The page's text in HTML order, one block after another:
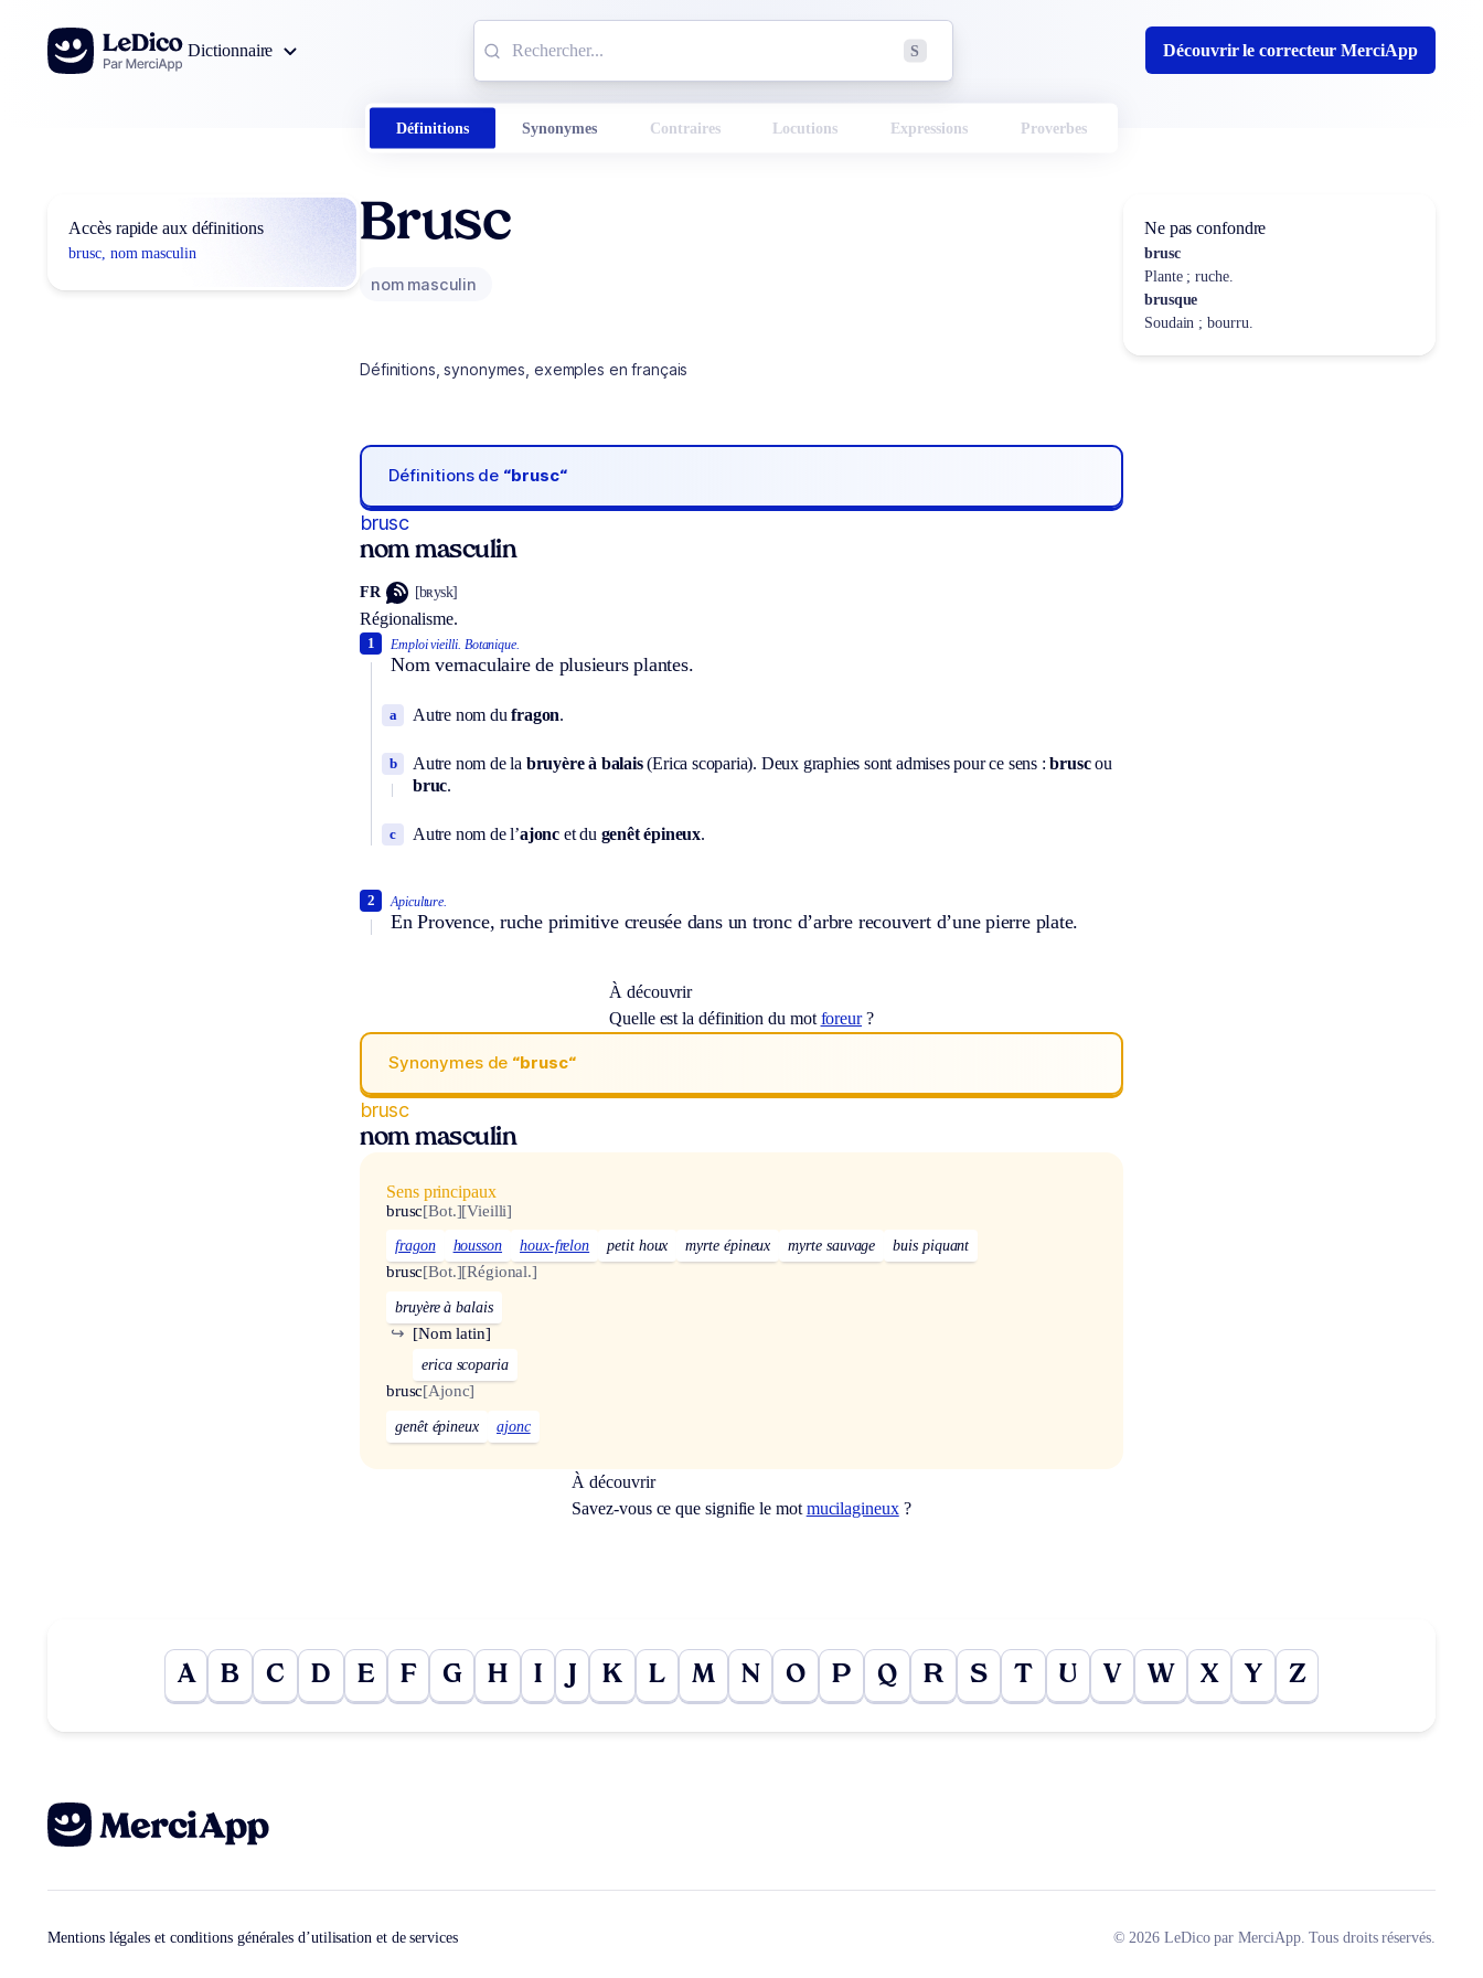
Aller au contenu
Dictionnaire
S Découvrir le correcteur MerciApp
Définitions Synonymes Contraires Locutions Expressions Proverbes
Accès rapide aux définitions
brusc, nom masculin
Brusc
nom masculin
Définitions, synonymes, exemples en français
Définitions de “brusc“
brusc
nom masculin
FR [bʀysk]
Régionalisme.
Emploi vieilli. Botanique.
Nom vernaculaire de plusieurs plantes.
1
Autre nom dufragon.
a
Autre nom de la bruyère à balais(Erica scoparia). Deux graphies sont admises pour ce sens :bruscou
bruc.
b
Autre nom de l’ajonc et du genêt épineux.
c
Apiculture.
En Provence, ruche primitive creusée dans un tronc d’arbre recouvert d’une pierre plate.
2
À découvrir
Quelle est la définition du mot foreur?
Synonymes de “brusc“
brusc
nom masculin
Sens principaux
brusc[Bot.][Vieilli]
fragon housson houx-frelon petit houx myrte épineux myrte sauvage buis piquant
brusc[Bot.][Régional.]
bruyère à balais
[Nom latin]
↪
erica scoparia
brusc[Ajonc]
genêt épineux ajonc
À découvrir
Savez-vous ce que signifie le mot mucilagineux?
Ne pas confondre
brusc
Plante ; ruche.
brusque
Soudain ; bourru.
A B C D E F G H I J K L M N O P Q R S T U V W X Y Z
Mentions légales et conditions générales d’utilisation et de services © 2026 LeDico par MerciApp. Tous droits réservés.